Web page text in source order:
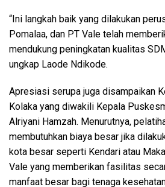
“Ini langkah baik yang dilakukan
Pomalaa, dan PT Vale telah
mendukung peningkatan kualitas
ungkap Laode Ndikode.
Apresiasi serupa juga disampaikan
Kolaka yang diwakili Kepala
Alriyani Hamzah. Menurutnya,
membutuhkan biaya besar jika
kota besar seperti Kendari atau
Vale yang memberikan fasilitas
manfaat besar bagi tenaga